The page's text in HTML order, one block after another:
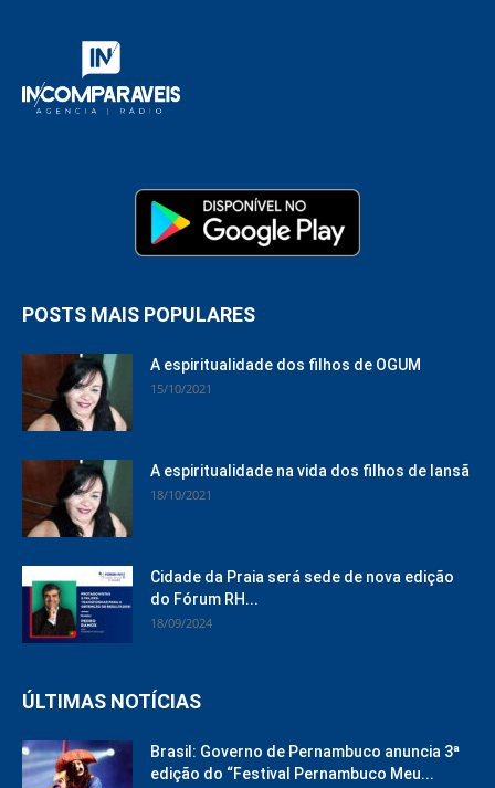
POSTS MAIS POPULARES
A espiritualidade dos filhos de OGUM
15/10/2021
A espiritualidade na vida dos filhos de Iansã
18/10/2021
Cidade da Praia será sede de nova edição
do Fórum RH...
18/09/2024
ÚLTIMAS NOTÍCIAS
Brasil: Governo de Pernambuco anuncia 3ª
edição do “Festival Pernambuco Meu...